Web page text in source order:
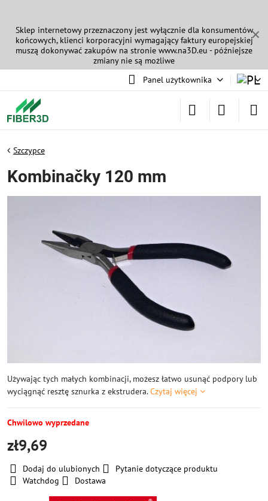
✕
Sklep internetowy przeznaczony jest wyłącznie dla konsumentów
końcowych, klienci korporacyjni wymagający faktury europejskiej
muszą dokonywać zakupów na stronie www.na3D.eu - późniejsze
zmiany nie są możliwe
Panel użytkownika
Szczypce
Kombinačky 120 mm
Używając tych małych kombinacji, możesz łatwo usunąć podpory lub
wyciągnąć resztę sznurka z ekstrudera.Czytaj więcej
Chwilowo wyprzedane
zł9,69
Dodaj do ulubionych
Pytanie dotyczące produktu
Watchdog
Dostawa